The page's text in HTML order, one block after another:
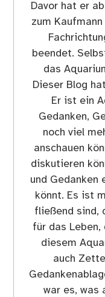
Davor hat er
zum
beendet.
das
Dieser Blog
Er ist ein
Gedanken,
noch viel
anschauen
diskutieren
und Gedanken
könnt. Es ist
fließend sind,
für das
diesem
auch
war es, was